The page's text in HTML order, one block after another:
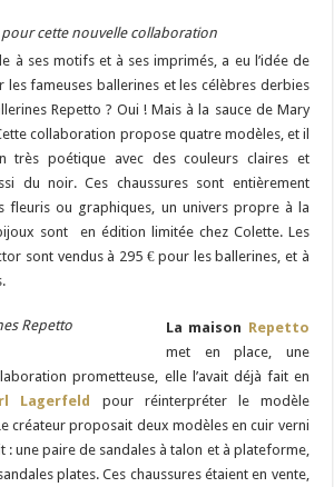
cette nouvelle collaboration
à ses motifs et à ses imprimés, a eu l’idée de
les fameuses ballerines et les célèbres derbies
Repetto ? Oui ! Mais à la sauce de Mary
collaboration propose quatre modèles, et il
très poétique avec des couleurs claires et
du noir. Ces chaussures sont entièrement
fleuris ou graphiques, un univers propre à la
sont en édition limitée chez Colette. Les
sont vendus à 295 € pour les ballerines, et à
La maison Repetto
met en place, une
prometteuse, elle l’avait déjà fait en
Lagerfeld pour réinterpréter le modèle
créateur proposait deux modèles en cuir verni
: une paire de sandales à talon et à plateforme,
plates. Ces chaussures étaient en vente,